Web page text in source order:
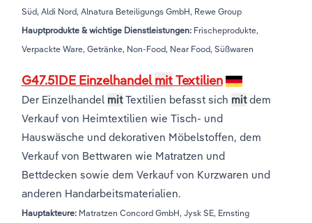
Süd, Aldi Nord, Alnatura Beteiligungs GmbH, Rewe Group
Hauptprodukte & wichtige Dienstleistungen:Frischeprodukte,
Verpackte Ware, Getränke, Non-Food, Near Food, Süßwaren
G47.51DE EinzelhandelmitTextilien
Der Einzelhandel mitTextilien befasst sich mitdem
Verkauf von Heimtextilien wie Tisch- und
Hauswäsche und dekorativen Möbelstoffen, dem
Verkauf von Bettwaren wie Matratzen und
Bettdecken sowie dem Verkauf von Kurzwaren und
anderen Handarbeitsmaterialien.
Hauptakteure: Matratzen Concord GmbH, Jysk SE, Ernsting